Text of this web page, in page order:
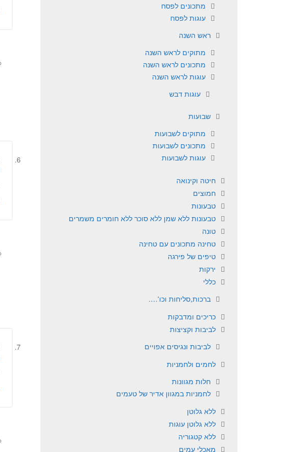
מתכונים לפסח
עוגות לפסח
ראש השנה
מתוקים לראש השנה
מתכונים לראש השנה
עוגות לראש השנה
עוגות דבש
שבועות
מתוקים לשבועות
מתכונים לשבועות
עוגות לשבועות
חיטה וקינואה
חמוצים
טבעונות
טבעונות ללא שמן ללא סוכר ללא חומרים משמרים
טונה
טחינה מתכונים עם טחינה
טיפים של פירגה
ירקות
כללי
ברכות,סליחות וכו'….
כריכים ומדבקות
לביבות וקציצות
לביבות ונגיסים אפויים
לחמים ולחמניות
חלות מגוונות
לחמניות במגוון אדיר של טעמים
ללא גלוטן
ללא גלוטן עוגות
ללא קטגוריה
מאכלי עמים